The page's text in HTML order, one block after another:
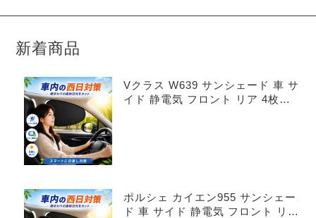
新着商品
Vクラス W639 サンシェード 車 サ
イド 静電気 フロント リア 4枚セ
ポルシェ カイエン955 サンシェー
ド 車 サイド 静電気 フロント リア